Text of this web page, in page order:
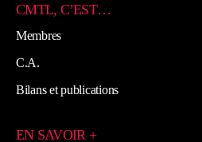
CMTL, C’EST…
Membres
C.A.
Bilans et publications
EN SAVOIR +